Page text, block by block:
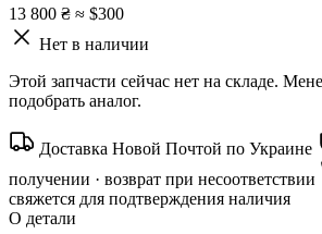
13 800 ₴ ≈ $300
Нет в наличии
Этой запчасти сейчас нет на складе.
подобрать аналог.
Доставка Новой Почтой по Украине
получении · возврат при несоответствии
свяжется для подтверждения наличия
О детали